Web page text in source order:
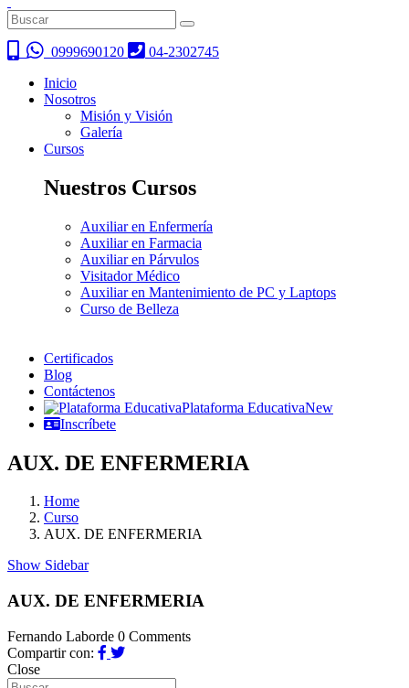
0999690120
04-2302745
Inicio
Nosotros
Misión y Visión
Galería
Cursos
Nuestros Cursos
Auxiliar en Enfermería
Auxiliar en Farmacia
Auxiliar en Párvulos
Visitador Médico
Auxiliar en Mantenimiento de PC y Laptops
Curso de Belleza
Certificados
Blog
Contáctenos
Plataforma EducativaNew
Inscríbete
AUX. DE ENFERMERIA
Home
Curso
AUX. DE ENFERMERIA
Show Sidebar
AUX. DE ENFERMERIA
Fernando Laborde 0 Comments
Compartir con:
Close